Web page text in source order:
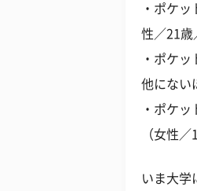
・ポケ
性／21歳
・ポケ
他にない
・ポケ
（女性／
いま大学